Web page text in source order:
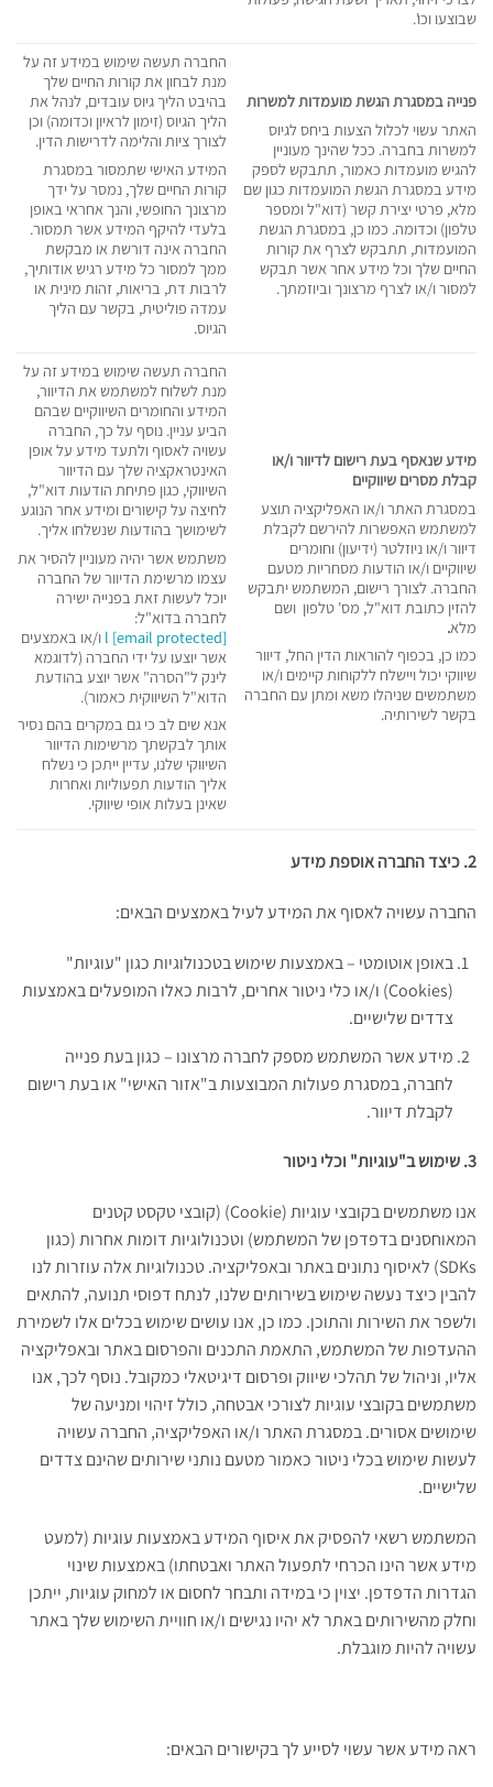
שבוצעו וכו'.
פנייה במסגרת הגשת מועמדות למשרות
האתר עשוי לכלול הצעות ביחס לגיוס
למשרות בחברה. ככל שהינך מעוניין
להגיש מועמדות כאמור, תתבקש לספק
מידע במסגרת הגשת המועמדות כגון שם
מלא, פרטי יצירת קשר (דוא"ל ומספר
טלפון) וכדומה. כמו כן, במסגרת הגשת
המועמדות, תתבקש לצרף את קורות
החיים שלך וכל מידע אחר אשר תבקש
למסור ו/או לצרף מרצונך וביוזמתך.
החברה תעשה שימוש במידע זה על
מנת לבחון את קורות החיים שלך
בהיבט הליך גיוס עובדים, לנהל את
הליך הגיוס (זימון לראיון וכדומה) וכן
לצורך ציות והלימה לדרישות הדין.
המידע האישי שתמסור במסגרת
קורות החיים שלך, נמסר על ידך
מרצונך החופשי, והנך אחראי באופן
בלעדי להיקף המידע אשר תמסור.
החברה אינה דורשת או מבקשת
ממך למסור כל מידע רגיש אודותיך,
לרבות דת, בריאות, זהות מינית או
עמדה פוליטית, בקשר עם הליך
הגיוס.
מידע שנאסף בעת רישום לדיוור ו/או
קבלת מסרים שיווקיים
במסגרת האתר ו/או האפליקציה תוצע
למשתמש האפשרות להירשם לקבלת
דיוור ו/או ניוזלטר (ידיעון) וחומרים
שיווקיים ו/או הודעות מסחריות מטעם
החברה. לצורך רישום, המשתמש יתבקש
להזין כתובת דוא"ל, מס' טלפון ושם
מלא.
כמו כן, בכפוף להוראות הדין החל, דיוור
שיווקי יכול ויישלח ללקוחות קיימים ו/או
משתמשים שניהלו משא ומתן עם החברה
בקשר לשירותיה.
החברה תעשה שימוש במידע זה על
מנת לשלוח למשתמש את הדיוור,
המידע והחומרים השיווקיים שבהם
הביע עניין. נוסף על כך, החברה
עשויה לאסוף ולתעד מידע על אופן
האינטראקציה שלך עם הדיוור
השיווקי, כגון פתיחת הודעות דוא"ל,
לחיצה על קישורים ומידע אחר הנוגע
לשימושך בהודעות שנשלחו אליך.
משתמש אשר יהיה מעוניין להסיר את
עצמו מרשימת הדיוור של החברה
יוכל לעשות זאת בפנייה ישירה
לחברה בדוא"ל:
[email protected]
l ו/או באמצעים
אשר יוצעו על ידי החברה (לדוגמא
לינק ל"הסרה" אשר יוצע בהודעת
הדוא"ל השיווקית כאמור).
אנא שים לב כי גם במקרים בהם נסיר
אותך לבקשתך מרשימות הדיוור
השיווקי שלנו, עדיין ייתכן כי נשלח
אליך הודעות תפעוליות ואחרות
שאינן בעלות אופי שיווקי.
2. כיצד החברה אוספת מידע
החברה עשויה לאסוף את המידע לעיל באמצעים הבאים:
באופן אוטומטי – באמצעות שימוש בטכנולוגיות כגון "עוגיות"
(Cookies) ו/או כלי ניטור אחרים, לרבות כאלו המופעלים באמצעות
צדדים שלישיים.
מידע אשר המשתמש מספק לחברה מרצונו – כגון בעת פנייה
לחברה, במסגרת פעולות המבוצעות ב"אזור האישי" או בעת רישום
לקבלת דיוור.
3. שימוש ב"עוגיות" וכלי ניטור
אנו משתמשים בקובצי עוגיות (Cookie) (קובצי טקסט קטנים
המאוחסנים בדפדפן של המשתמש) וטכנולוגיות דומות אחרות (כגון
SDKs) לאיסוף נתונים באתר ובאפליקציה. טכנולוגיות אלה עוזרות לנו
להבין כיצד נעשה שימוש בשירותים שלנו, לנתח דפוסי תנועה, להתאים
ולשפר את השירות והתוכן. כמו כן, אנו עושים שימוש בכלים אלו לשמירת
ההעדפות של המשתמש, התאמת התכנים והפרסום באתר ובאפליקציה
אליו, וניהול של תהלכי שיווק ופרסום דיגיטאלי כמקובל. נוסף לכך, אנו
משתמשים בקובצי עוגיות לצורכי אבטחה, כולל זיהוי ומניעה של
שימושים אסורים. במסגרת האתר ו/או האפליקציה, החברה עשויה
לעשות שימוש בכלי ניטור כאמור מטעם נותני שירותים שהינם צדדים
שלישיים.
המשתמש רשאי להפסיק את איסוף המידע באמצעות עוגיות (למעט
מידע אשר הינו הכרחי לתפעול האתר ואבטחתו) באמצעות שינוי
הגדרות הדפדפן. יצוין כי במידה ותבחרלחסום או למחוק עוגיות, ייתכן
וחלק מהשירותים באתר לא יהיו נגישים ו/או חוויית השימוש שלך באתר
עשויה להיות מוגבלת.
ראה מידע אשר עשוי לסייע לך בקישורים הבאים: